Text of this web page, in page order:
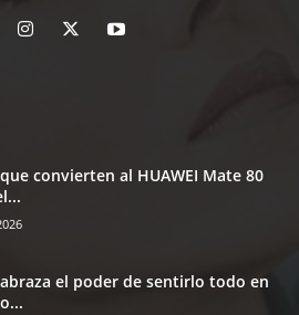
convierten al HUAWEI Mate 80
el poder de sentirlo todo en